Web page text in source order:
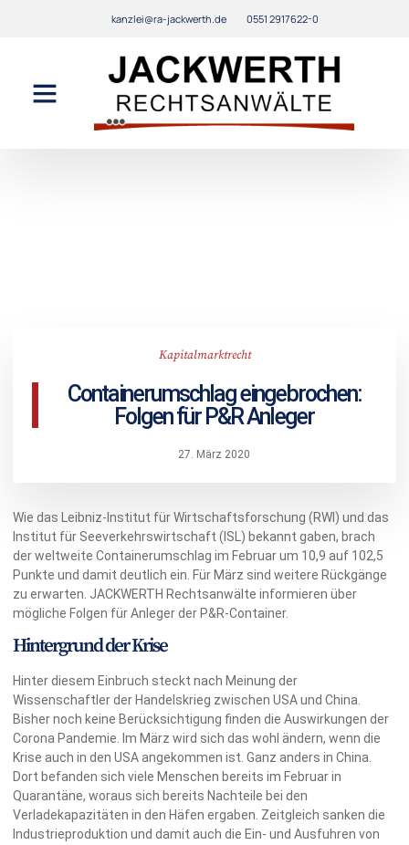
kanzlei@ra-jackwerth.de 0551 2917622-0
Kapitalmarktrecht
Containerumschlag eingebrochen:
Folgen für P&R Anleger
27. März 2020
Wie das Leibniz-Institut für Wirtschaftsforschung (RWI) und das
Institut für Seeverkehrswirtschaft (ISL) bekannt gaben, brach
der weltweite Containerumschlag im Februar um 10,9 auf 102,5
Punkte und damit deutlich ein. Für März sind weitere Rückgänge
zu erwarten. JACKWERTH Rechtsanwälte informieren über
mögliche Folgen für Anleger der P&R-Container.
Hintergrund der Krise
Hinter diesem Einbruch steckt nach Meinung der
Wissenschaftler der Handelskrieg zwischen USA und China.
Bisher noch keine Berücksichtigung finden die Auswirkungen der
Corona Pandemie. Im März wird sich das wohl ändern, wenn die
Krise auch in den USA angekommen ist. Ganz anders in China.
Dort befanden sich viele Menschen bereits im Februar in
Quarantäne, woraus sich bereits Nachteile bei den
Verladekapazitäten in den Häfen ergaben. Zeitgleich sanken die
Industrieproduktion und damit auch die Ein- und Ausfuhren von